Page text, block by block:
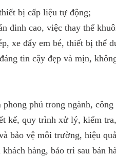
bị cấp liệu tự động;
đinh cao, việc thay thế
xe đẩy em bé, thiết bị thể
tin cậy đẹp và mịn,
phú trong ngành,
kế, quy trình xử lý, kiểm
bảo vệ môi trường, hiệu
hàng, bảo trì sau bán